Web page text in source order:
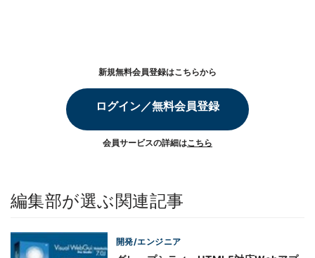
新規無料会員登録はこちらから
ログイン／無料会員登録
会員サービスの詳細はこちら
編集部が選ぶ関連記事
開発/エンジニア